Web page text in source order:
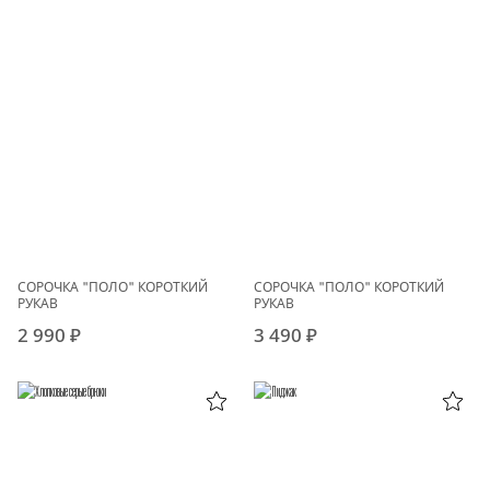
СОРОЧКА "ПОЛО" КОРОТКИЙ
РУКАВ
2 990 ₽
СОРОЧКА "ПОЛО" КОРОТКИЙ
РУКАВ
3 490 ₽